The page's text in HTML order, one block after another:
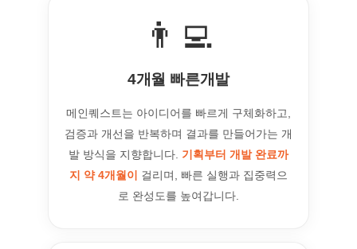
👨‍💻
4개월 빠른개발
메인퀘스트는 아이디어를 빠르게 구체화하고,
검증과 개선을 반복하며 결과를 만들어가는 개
발 방식을 지향합니다. 기획부터 개발 완료까
지 약 4개월이
걸리며, 빠른 실행과 집중력으
로 완성도를 높여갑니다.